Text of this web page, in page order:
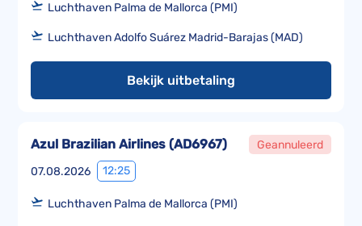
Luchthaven Palma de Mallorca (PMI)
Luchthaven Adolfo Suárez Madrid-Barajas (MAD)
Bekijk uitbetaling
07.08.2026 12:25
Azul Brazilian Airlines (AD6967) Geannuleerd
Luchthaven Palma de Mallorca (PMI)